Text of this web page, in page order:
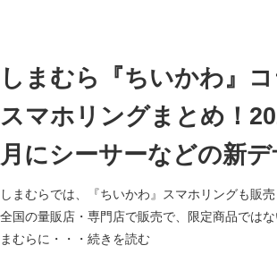
しまむら『ちいかわ』コ
スマホリングまとめ！
月にシーサーなどの新デ
が登場！品番・種類・価
しまむらでは、『ちいかわ』スマホリングも販売
全国の量販店・専門店で販売で、限定商品では
まむらに・・・続きを読む